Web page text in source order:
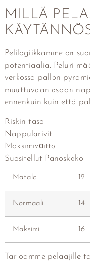
MILLÄ
Pelilogiikkamme on
potentiaalia. Peluri
verkossa pallon
muuttuvaan osaan
ennenkuin kuin että
Riskin taso
Nappularivit
Maksimivоitto
Suositellut Panoskoko
Matala 12
Normaali 14
Maksimi 16
Tarjoamme pelaajille